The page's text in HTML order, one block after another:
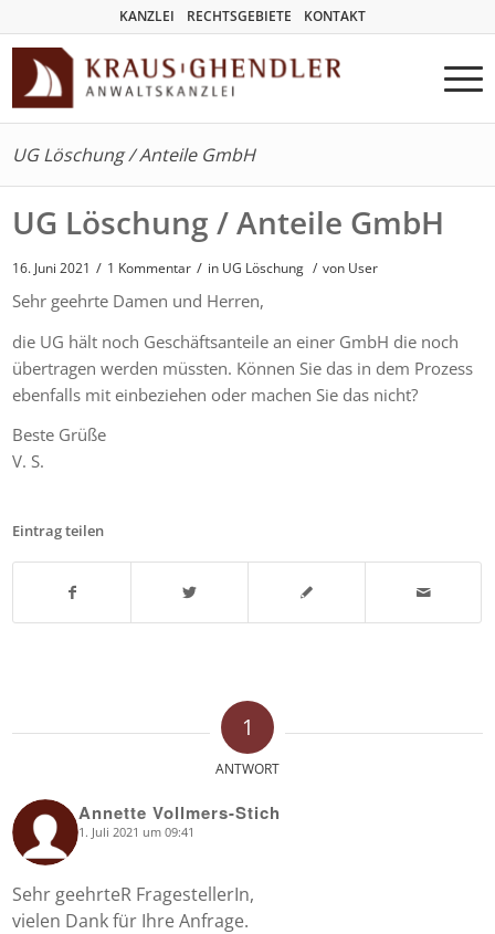
KANZLEI RECHTSGEBIETE KONTAKT
UG Löschung / Anteile GmbH
UG Löschung / Anteile GmbH
16. Juni 2021 / 1 Kommentar / in UG Löschung / von User
Sehr geehrte Damen und Herren,
die UG hält noch Geschäftsanteile an einer GmbH die noch
übertragen werden müssten. Können Sie das in dem Prozess
ebenfalls mit einbeziehen oder machen Sie das nicht?
Beste Grüße
V. S.
Eintrag teilen
1
ANTWORT
Annette Vollmers-Stich
says: 1. Juli 2021 um 09:41
Sehr geehrteR FragestellerIn,
vielen Dank für Ihre Anfrage.